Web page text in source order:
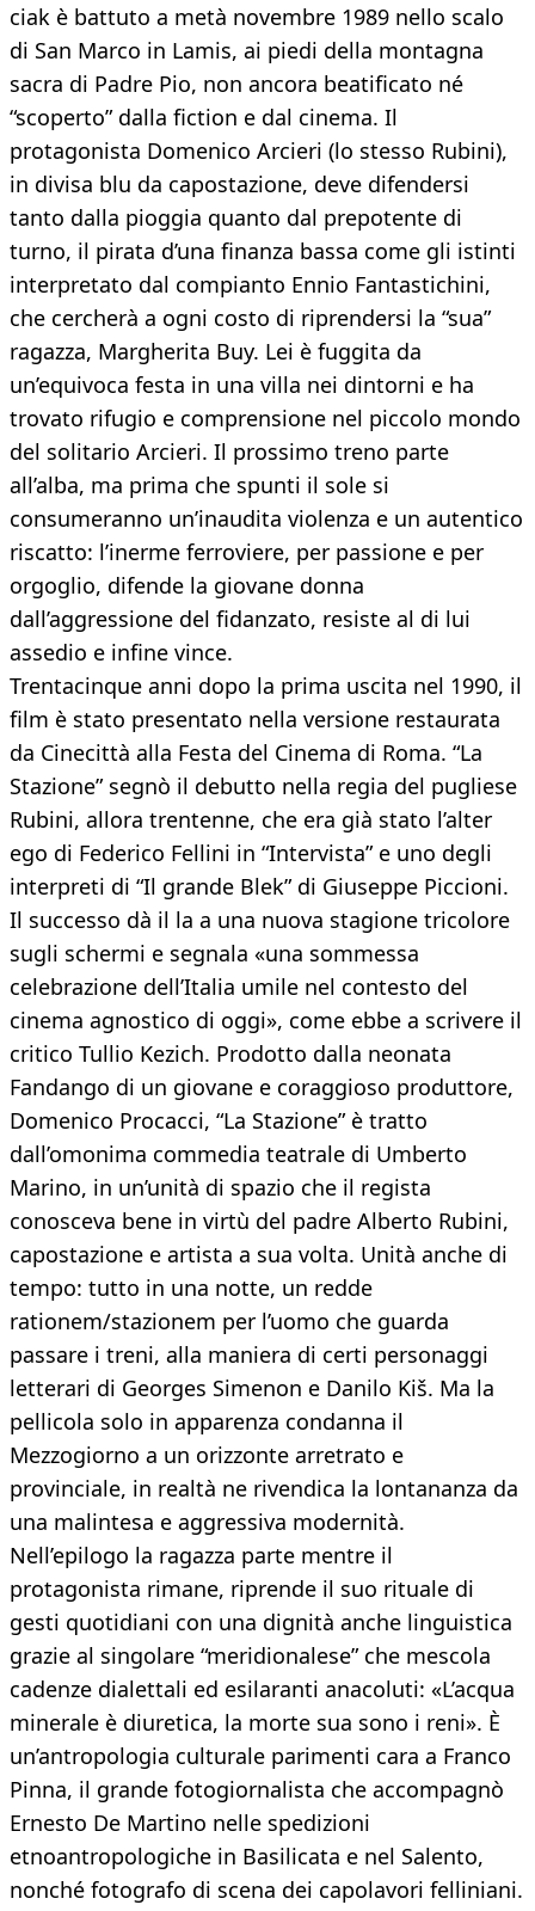
ciak è battuto a metà novembre 1989 nello scalo
di San Marco in Lamis, ai piedi della montagna
sacra di Padre Pio, non ancora beatificato né
“scoperto” dalla fiction e dal cinema. Il
protagonista Domenico Arcieri (lo stesso Rubini),
in divisa blu da capostazione, deve difendersi
tanto dalla pioggia quanto dal prepotente di
turno, il pirata d’una finanza bassa come gli istinti
interpretato dal compianto Ennio Fantastichini,
che cercherà a ogni costo di riprendersi la “sua”
ragazza, Margherita Buy. Lei è fuggita da
un’equivoca festa in una villa nei dintorni e ha
trovato rifugio e comprensione nel piccolo mondo
del solitario Arcieri. Il prossimo treno parte
all’alba, ma prima che spunti il sole si
consumeranno un’inaudita violenza e un autentico
riscatto: l’inerme ferroviere, per passione e per
orgoglio, difende la giovane donna
dall’aggressione del fidanzato, resiste al di lui
assedio e infine vince.
Trentacinque anni dopo la prima uscita nel 1990, il
film è stato presentato nella versione restaurata
da Cinecittà alla Festa del Cinema di Roma. “La
Stazione” segnò il debutto nella regia del pugliese
Rubini, allora trentenne, che era già stato l’alter
ego di Federico Fellini in “Intervista” e uno degli
interpreti di “Il grande Blek” di Giuseppe Piccioni.
Il successo dà il la a una nuova stagione tricolore
sugli schermi e segnala «una sommessa
celebrazione dell’Italia umile nel contesto del
cinema agnostico di oggi», come ebbe a scrivere il
critico Tullio Kezich. Prodotto dalla neonata
Fandango di un giovane e coraggioso produttore,
Domenico Procacci, “La Stazione” è tratto
dall’omonima commedia teatrale di Umberto
Marino, in un’unità di spazio che il regista
conosceva bene in virtù del padre Alberto Rubini,
capostazione e artista a sua volta. Unità anche di
tempo: tutto in una notte, un redde
rationem/stazionem per l’uomo che guarda
passare i treni, alla maniera di certi personaggi
letterari di Georges Simenon e Danilo Kiš. Ma la
pellicola solo in apparenza condanna il
Mezzogiorno a un orizzonte arretrato e
provinciale, in realtà ne rivendica la lontananza da
una malintesa e aggressiva modernità.
Nell’epilogo la ragazza parte mentre il
protagonista rimane, riprende il suo rituale di
gesti quotidiani con una dignità anche linguistica
grazie al singolare “meridionalese” che mescola
cadenze dialettali ed esilaranti anacoluti: «L’acqua
minerale è diuretica, la morte sua sono i reni». È
un’antropologia culturale parimenti cara a Franco
Pinna, il grande fotogiornalista che accompagnò
Ernesto De Martino nelle spedizioni
etnoantropologiche in Basilicata e nel Salento,
nonché fotografo di scena dei capolavori felliniani.